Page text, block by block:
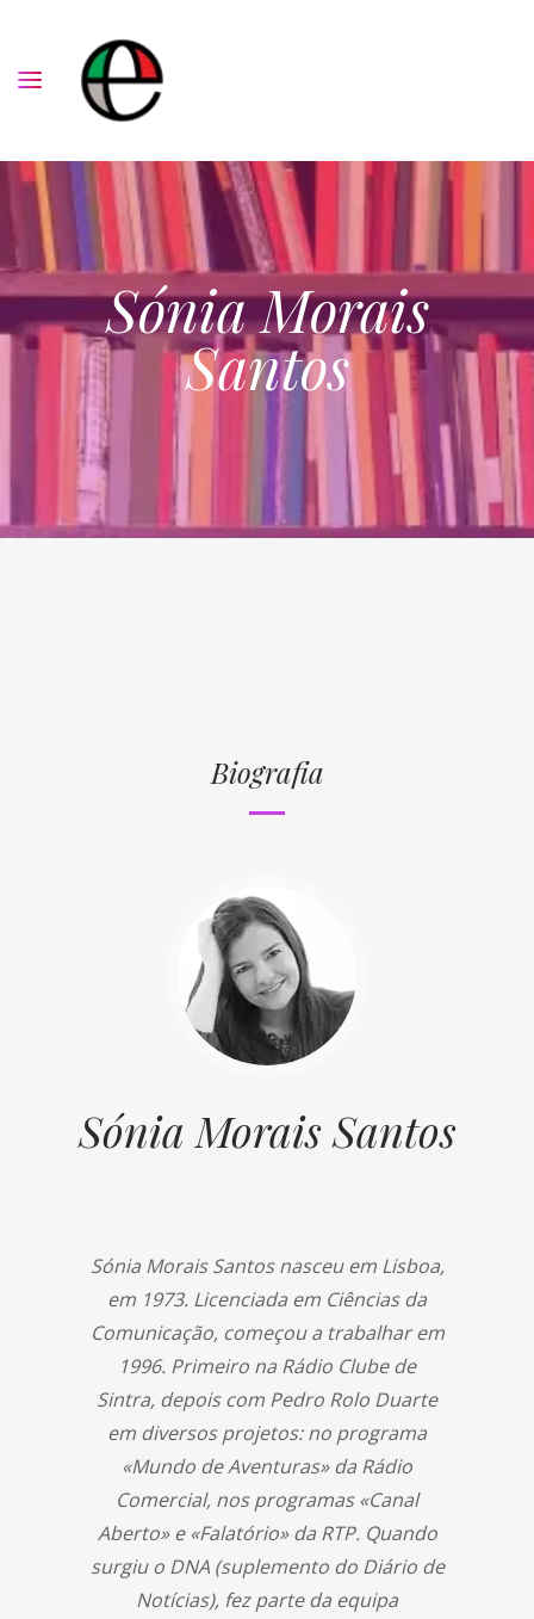
Sónia Morais
Santos
Biografia
Sónia Morais Santos
Sónia Morais Santos nasceu em Lisboa,
em 1973. Licenciada em Ciências da
Comunicação, começou a trabalhar em
1996. Primeiro na Rádio Clube de
Sintra, depois com Pedro Rolo Duarte
em diversos projetos: no programa
«Mundo de Aventuras» da Rádio
Comercial, nos programas «Canal
Aberto» e «Falatório» da RTP. Quando
surgiu o DNA (suplemento do Diário de
Notícias), fez parte da equipa